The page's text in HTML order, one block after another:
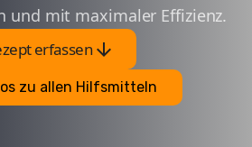
und mit maximaler Effizienz.
erfassenarrow_downward
zu allen Hilfsmitteln